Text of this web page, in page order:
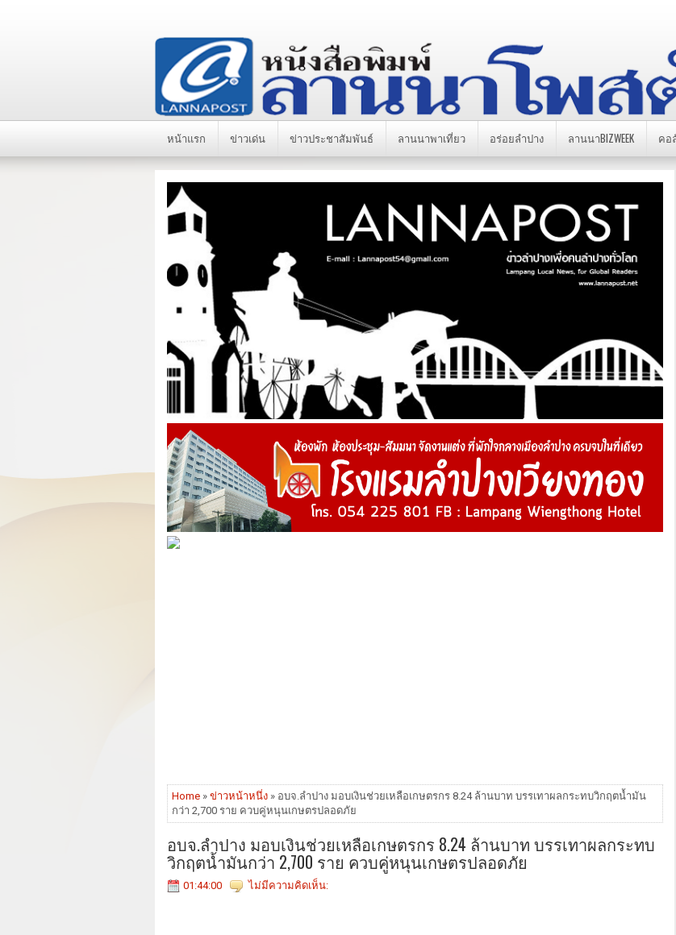
หน้าแรก ข่าวเด่น ข่าวประชาสัมพันธ์ ลานนาพาเที่ยว อร่อยลำปาง ลานนาBIZWEEK คอ
Home » ข่าวหน้าหนึ่ง » อบจ.ลำปาง มอบเงินช่วยเหลือเกษตรกร 8.24 ล้านบาท บรรเทาผลกระทบวิกฤตน้ำมัน
กว่า 2,700 ราย ควบคู่หนุนเกษตรปลอดภัย
อบจ.ลำปาง มอบเงินช่วยเหลือเกษตรกร 8.24 ล้านบาท บรรเทาผลกระทบ
วิกฤตน้ำมันกว่า 2,700 ราย ควบคู่หนุนเกษตรปลอดภัย
01:44:00 ไม่มีความคิดเห็น: